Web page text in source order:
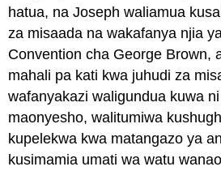
hatua, na Joseph waliamua
za misaada na wakafanya njia
Convention cha George Brown,
mahali pa kati kwa juhudi za
wafanyakazi waligundua kuwa
maonyesho, walitumiwa
kupelekwa kwa matangazo ya
kusimamia umati wa watu